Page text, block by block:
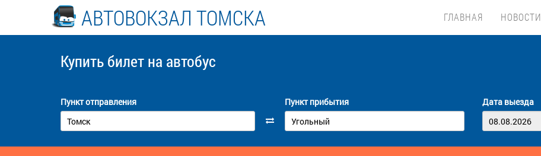
АВТОВОКЗАЛ ТОМСКА ГЛАВНАЯ НОВОСТИ
Купить билет на автобус
Пункт отправления Пункт прибытия Дата выезда